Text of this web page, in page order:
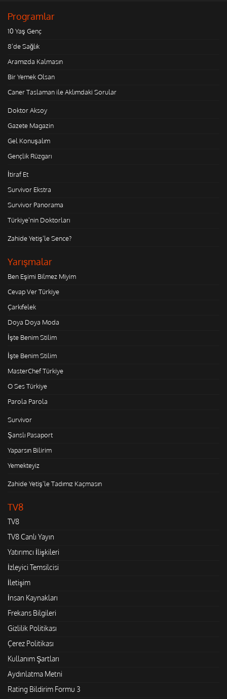
Programlar
10 Yaş Genç
8'de Sağlık
Aramızda Kalmasın
Bir Yemek Olsan
Caner Taslaman ile Aklımdaki Sorular
Doktor Aksoy
Gazete Magazin
Gel Konuşalım
Gençlik Rüzgarı
İtiraf Et
Survivor Ekstra
Survivor Panorama
Türkiye'nin Doktorları
Zahide Yetiş'le Sence?
Yarışmalar
Ben Eşimi Bilmez Miyim
Cevap Ver Türkiye
Çarkıfelek
Doya Doya Moda
İşte Benim Stilim
İşte Benim Stilim
MasterChef Türkiye
O Ses Türkiye
Parola Parola
Survivor
Şanslı Pasaport
Yaparsın Bilirim
Yemekteyiz
Zahide Yetiş'le Tadımız Kaçmasın
TV8
TV8
TV8 Canlı Yayın
Yatırımcı İlişkileri
İzleyici Temsilcisi
İletişim
İnsan Kaynakları
Frekans Bilgileri
Gizlilik Politikası
Çerez Politikası
Kullanım Şartları
Aydınlatma Metni
Rating Bildirim Formu 3